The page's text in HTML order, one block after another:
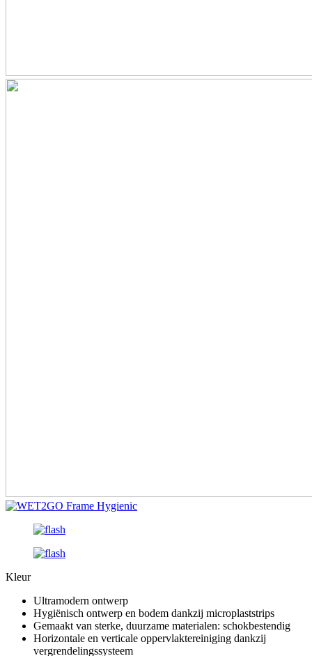
Kleur
Ultramodern ontwerp
Hygiënisch ontwerp en bodem dankzij microplaststrips
Gemaakt van sterke, duurzame materialen: schokbestendig
Horizontale en verticale oppervlaktereiniging dankzij
vergrendelingssysteem